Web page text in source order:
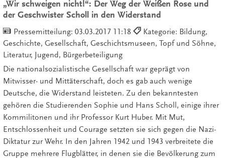
„Wir schweigen nicht!“: Der Weg der Weißen Rose und
der Geschwister Scholl in den Widerstand
Pressemitteilung: 03.03.2017 11:18
Kategorie: Bildung,
Geschichte, Gesellschaft, Geschichtsmuseen, Topf und Söhne,
Literatur, Jugend, Bürgerbeteiligung
Die nationalsozialistische Gesellschaft war geprägt von
Mitwisser- und Mittäterschaft, doch es gab auch wenige
Deutsche, die Widerstand leisteten. Zu den bekanntesten
gehören die Studierenden Sophie und Hans Scholl, einige ihrer
Kommilitonen und ihr Professor Kurt Huber. Mit Mut,
Entschlossenheit und Courage setzten sie sich gegen die Nazi-
Diktatur zur Wehr. In den Jahren 1942 und 1943 verbreitete die
Gruppe mehrere Flugblätter, in denen sie die Bevölkerung zum